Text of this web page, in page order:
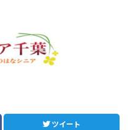
ツイート